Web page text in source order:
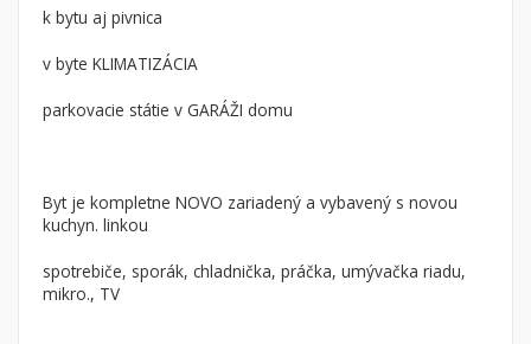
Záhrada
Nebytové priestory
Rekreačné, reštauračné
Len s fotkou
k bytu aj pivnica
v byte KLIMATIZÁCIA
parkovacie státie v GARÁŽI domu
Byt je kompletne NOVO zariadený a vybavený s novou
kuchyn. linkou
spotrebiče, sporák, chladnička, práčka, umývačka riadu,
mikro., TV